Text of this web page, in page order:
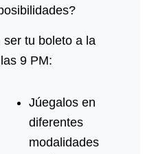
ser tu boleto a la
9 PM:
Júegalos en
diferentes
modalidades